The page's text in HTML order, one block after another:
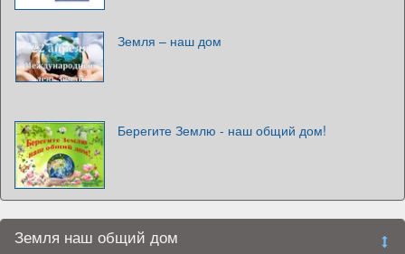
Земля – наш дом
Берегите Землю - наш общий дом!
Земля наш общий дом